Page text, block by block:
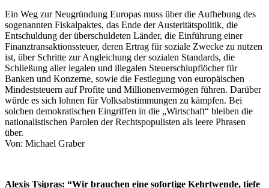
Ein Weg zur Neugründung Europas muss über die Aufhebung des
sogenannten Fiskalpaktes, das Ende der Austeritätspolitik, die
Entschuldung der überschuldeten Länder, die Einführung einer
Finanztransak­tionssteuer, deren Ertrag für soziale Zwecke zu nutzen
ist, über Schritte zur Angleichung der sozialen Standards, die
Schließung aller legalen und illegalen Steuerschlupflöcher für
Banken und Konzerne, sowie die Festlegung von europäischen
Mindeststeuern auf Profite und Millionenvermögen führen. Darüber
würde es sich lohnen für Volksabstimmungen zu kämpfen. Bei
solchen demokratischen Eingriffen in die „Wirtschaft“ bleiben die
nationalistischen Parolen der Rechtspopulisten als leere Phrasen
über.
Von: Michael Graber
Alexis Tsipras: “Wir brauchen eine sofortige Kehrtwende, tiefe